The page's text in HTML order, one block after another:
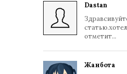
Dastan
отметит...
Жанбота